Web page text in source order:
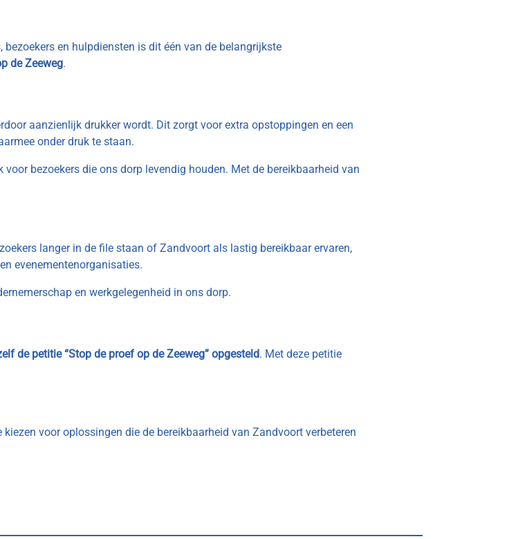
en hulpdiensten is dit één van de belangrijkste
de Zeeweg.
aanzienlijk drukker wordt. Dit zorgt voor extra opstoppingen en een
onder druk te staan.
bezoekers die ons dorp levendig houden. Met de bereikbaarheid van
langer in de file staan of Zandvoort als lastig bereikbaar ervaren,
evenementenorganisaties.
en werkgelegenheid in ons dorp.
de petitie “Stop de proef op de Zeeweg” opgesteld. Met deze petitie
voor oplossingen die de bereikbaarheid van Zandvoort verbeteren